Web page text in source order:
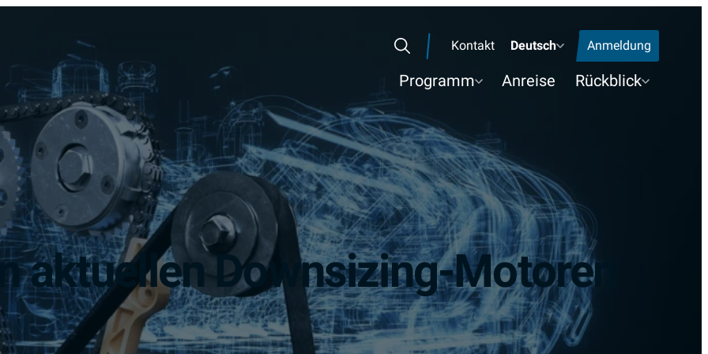
Search
Kontakt Deutsch Anmeldung
Programm Anreise Rückblick
aktuellen Downsizing-Motoren